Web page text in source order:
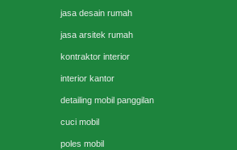
jasa desain rumah
jasa arsitek rumah
kontraktor interior
interior kantor
detailing mobil panggilan
cuci mobil
poles mobil